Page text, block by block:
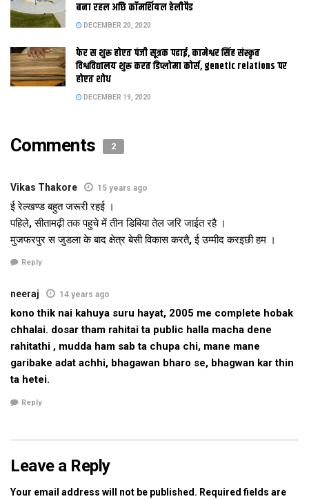
लगबाक उम्‍मीद अछि। एहि दूनू टिसन क भवन निर्माण सेहो भ चुकल अछि।
रेलवे क एकटा अधिकारी कहला जे एहि रेलखंड पर एखन सिग्नल क काज
जा रहल अछि। एहि काज मे एक दिन आओर लागत। कटौंझा पुल पर
एलाइनमेंट क काज कैल जा रहल अछि। एहि पुल क काज पूरा भेला पर
सीतामढ़ी दिस स सेहो मालगाड़ी स गिट्टी स लदल रैक पहुंच सकत। जाहि
Tags: Bihar मुजफ्फरपुर-सीतामढ़ी रेलखंड
बना रहल अछि कॉमर्शियल हेलीपैड
DECEMBER 20, 2020
फेर स शुरू होएत पंजी सूत्रक पढाई, कामेश्वर सिंह संस्कृत
विश्वविद्यालय शुरू करत डिप्लोमा कोर्स, genetic relations पर
होएत शोध
DECEMBER 19, 2020
Comments 2
Vikas Thakore 15 years ago
ई रेल्खण्ड बहुत जरूरी रहई ।
पहिले, सीतामढ़ी तक पहुचे में तीन डिबिया तेल जरि जाईत रहै ।
मुजफरपुर स जुडला के बाद क्षेत्र बेसी विकास करतै, ई उम्मीद करइछी हम ।
Reply
neeraj 14 years ago
kono thik nai kahuya suru hayat, 2005 me complete hobak
chhalai. dosar tham rahitai ta public halla macha dene
rahitathi , mudda ham sab ta chupa chi, mane mane
garibake adat achhi, bhagawan bharo se, bhagwan kar thin
ta hetei.
Reply
Leave a Reply
Your email address will not be published. Required fields are